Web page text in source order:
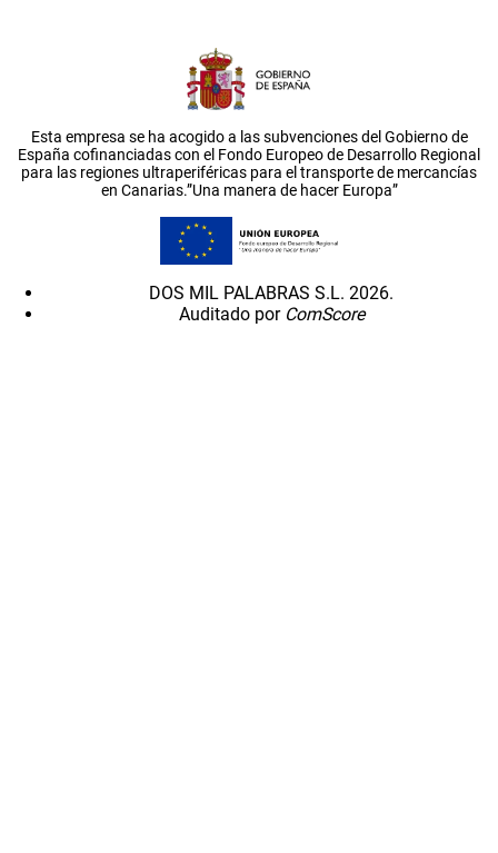
Esta empresa se ha acogido a las subvenciones del Gobierno de
España cofinanciadas con el Fondo Europeo de Desarrollo Regional
para las regiones ultraperiféricas para el transporte de mercancías
en Canarias.”Una manera de hacer Europa”
DOS MIL PALABRAS S.L. 2026.
Auditado por ComScore